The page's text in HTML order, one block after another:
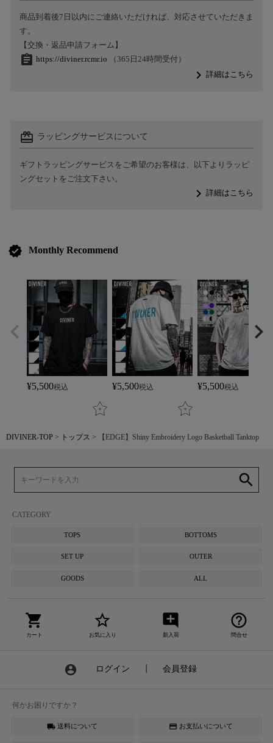
商品到着後7日以内にご連絡いただければ、対応させていただきま
す。
【交換・返品申請フォーム】
assignment https://diviner.rcmr.io （365日24時間受付）
navigate_next詳細はこちら
card_giftcard ラッピングサービスについて
ギフトラッピングサービスをご希望のお客様は、以下よりラッピ
ングセットをご注文下さい。
navigate_next詳細はこちら
verified Monthly Recommend
¥5,500税込 ¥5,500税込 ¥5,500税込
DIVINER-TOP トップス 【EDGE】Shiny Embroidery Logo Basketball Tanktop
search
CATEGORY
TOPS BOTTOMS
SET UP OUTER
GOODS ALL
shopping_cart
カート
star_border
お気に入り
add_comment
新入荷
help_outline
問合せ
account_circle ログイン 会員登録
何かお困りですか？
local_shipping 送料について credit_card お支払いについて